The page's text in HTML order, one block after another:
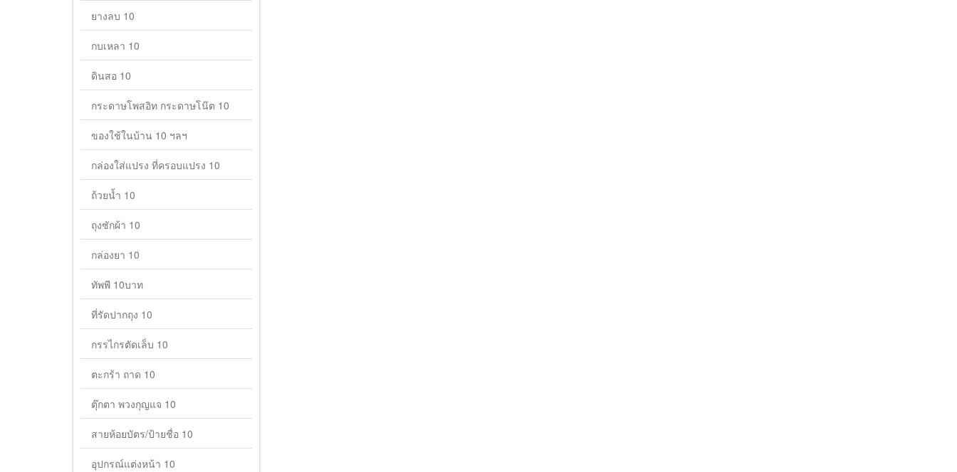
ยางลบ 10
กบเหลา 10
ดินสอ 10
กระดาษโพสอิท กระดาษโน๊ต 10
ของใช้ในบ้าน 10 ฯลฯ
กล่องใส่แปรง ที่ครอบแปรง 10
ถ้วยน้ำ 10
ถุงซักผ้า 10
กล่องยา 10
ทัพพี 10บาท
ที่รัดปากถุง 10
กรรไกรตัดเล็บ 10
ตะกร้า ถาด 10
ตุ๊กตา พวงกุญแจ 10
สายห้อยบัตร/ป้ายชื่อ 10
อุปกรณ์แต่งหน้า 10